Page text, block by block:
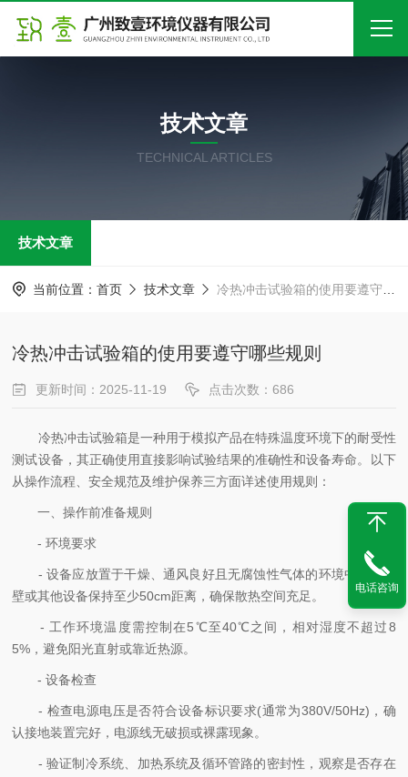
关于我们
产品中心
在线留言
技术文章
TECHNICAL ARTICLES
技术文章
当前位置： 首页 技术文章 冷热冲击试验箱的使用要遵守哪些规则
冷热冲击试验箱的使用要遵守哪些规则
更新时间：2025-11-19 点击次数：686
冷热冲击试验箱是一种用于模拟产品在特殊温度环境下的耐受性
测试设备，其正确使用直接影响试验结果的准确性和设备寿命。以下
从操作流程、安全规范及维护保养三方面详述使用规则：
一、操作前准备规则
- 环境要求
- 设备应放置于干燥、通风良好且无腐蚀性气体的环境中，与墙
壁或其他设备保持至少50cm距离，确保散热空间充足。
- 工作环境温度需控制在5℃至40℃之间，相对湿度不超过8
5%，避免阳光直射或靠近热源。
- 设备检查
- 检查电源电压是否符合设备标识要求(通常为380V/50Hz)，确
认接地装置完好，电源线无破损或裸露现象。
- 验证制冷系统、加热系统及循环管路的密封性，观察是否存在
电话咨询